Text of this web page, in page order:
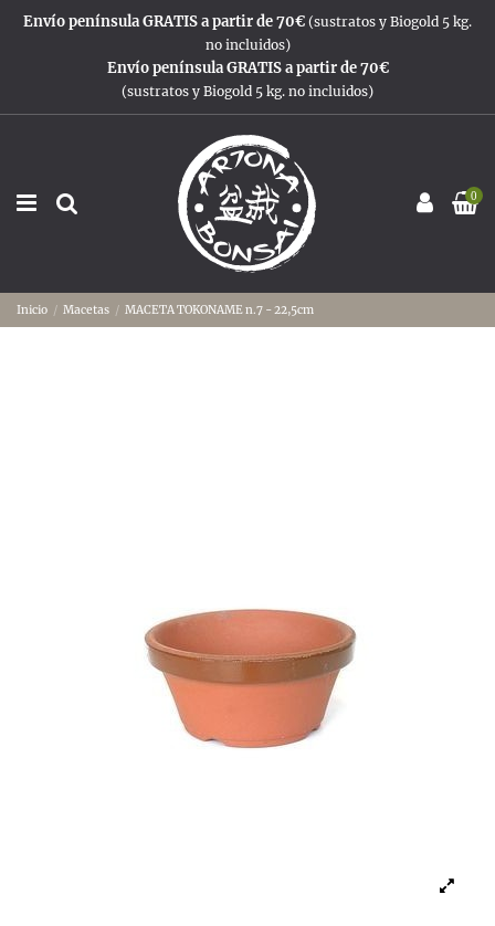
Envío península GRATIS a partir de 70€ (sustratos y Biogold 5 kg.
no incluidos)
Envío península GRATIS a partir de 70€
(sustratos y Biogold 5 kg. no incluidos)
0
Inicio Macetas MACETA TOKONAME n.7 - 22,5cm